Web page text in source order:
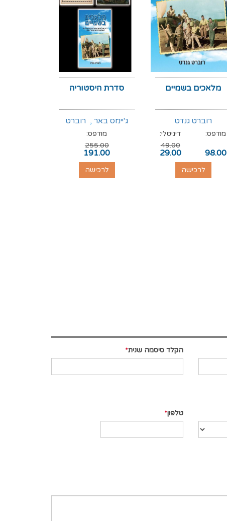
מלאכים בשמיים
רוברט גנדט
מודפס:
98.00
דיגיטלי:
49.00
29.00
לרכישה
סדרת היסטוריה
ג'יימס באר , רוברט
,רוג'ר קראולי
מודפס:
255.00
191.00
לרכישה
הקלד סיסמה שנית
טלפון